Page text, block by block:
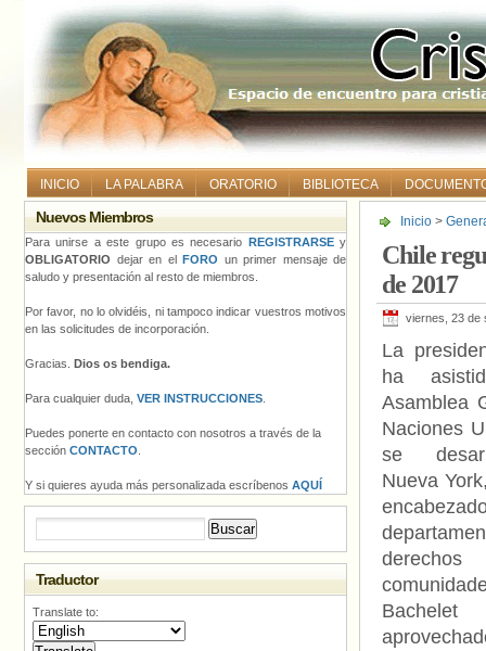
INICIO LA PALABRA ORATORIO BIBLIOTECA
Inicio >
Chile
de 2017
viernes, 23 de
La
ha
Asamblea
Naciones
se
Nueva
Nuevos Miembros
Para unirse a este grupo es necesario REGISTRARSEy
OBLIGATORIO dejar en el FORO un primer mensaje de
saludo y presentación al resto de miembros.
Por favor, no lo olvidéis, ni tampoco indicar vuestros motivos
en las solicitudes de incorporación.
Gracias. Dios os bendiga.
Para cualquier duda, VER INSTRUCCIONES
Puedes ponerte en contacto con nosotros a través de la
sección CONTACTO
Y si quieres ayuda más personalizada escríbenos AQUÍ
Traductor
Translate to: